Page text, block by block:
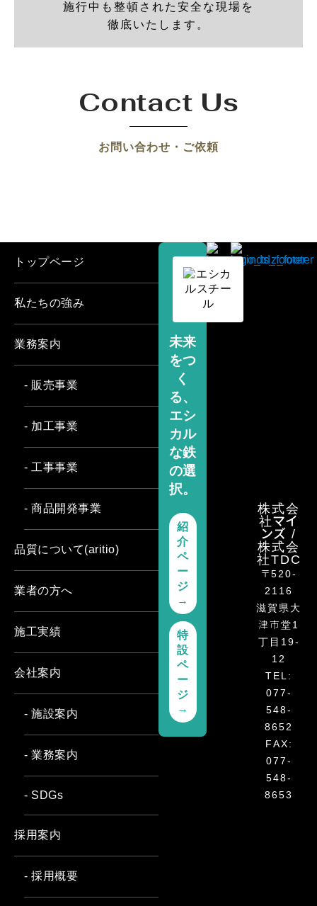
施行中も整頓された安全な現場を
徹底いたします。
Contact Us
お問い合わせ・ご依頼
株式会
社マイ
ンズ /
株式会
社TDC
〒520-
2116
滋賀県大
津市堂1
丁目19-
12
TEL:
077-
548-
8652
FAX:
077-
548-
8653
未来
をつ
く
る、
エシ
カル
な鉄
の選
択。
紹
介
ペ
ー
ジ
→
特
設
ペ
ー
ジ
→
トップページ
私たちの強み
業務案内
- 販売事業
- 加工事業
- 工事事業
- 商品開発事業
品質について(aritio)
業者の方へ
施工実績
会社案内
- 施設案内
- 業務案内
- SDGs
採用案内
- 採用概要